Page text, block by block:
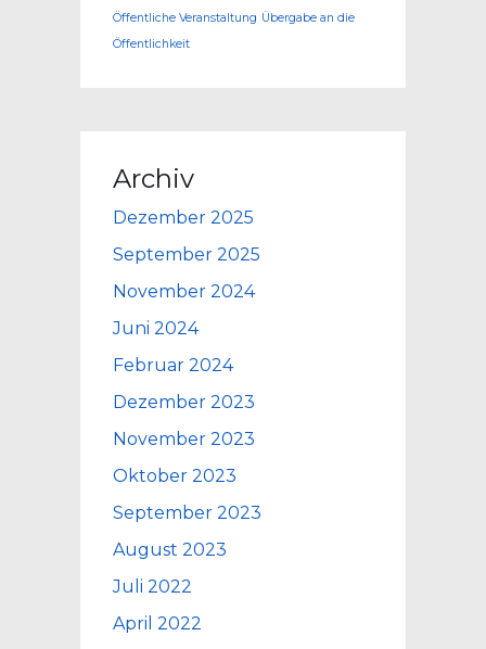
Öffentliche Veranstaltung Übergabe an die
Öffentlichkeit
Archiv
Dezember 2025
September 2025
November 2024
Juni 2024
Februar 2024
Dezember 2023
November 2023
Oktober 2023
September 2023
August 2023
Juli 2022
April 2022